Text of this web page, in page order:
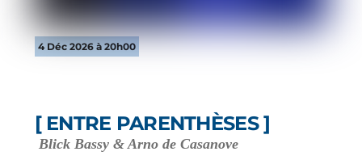
4 Déc 2026 à 20h00
[ ENTRE PARENTHÈSES ]
Blick Bassy & Arno de Casanove